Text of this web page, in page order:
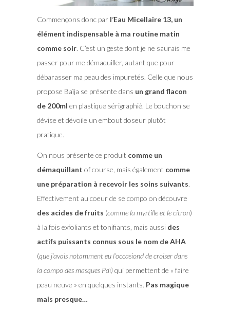
Commençons donc par l’Eau Micellaire 13, un
élément indispensable à ma routine matin
comme soir. C’est un geste dont je ne saurais me
passer pour me démaquiller, autant que pour
débarasser ma peau des impuretés. Celle que nous
propose Baïja se présente dans un grand flacon
de 200ml en plastique sérigraphié. Le bouchon se
dévise et dévoile un embout doseur plutôt
pratique.
On nous présente ce produit comme un
démaquillant of course, mais également comme
une préparation à recevoir les soins suivants.
Effectivement au coeur de se compo on découvre
des acides de fruits (comme la myrtille et le citron)
à la fois exfoliants et tonifiants, mais aussi des
actifs puissants connus sous le nom de AHA
(que j’avais notamment eu l’occasiond de croiser dans
la compo des masques Paï) qui permettent de « faire
peau neuve » en quelques instants. Pas magique
mais presque…